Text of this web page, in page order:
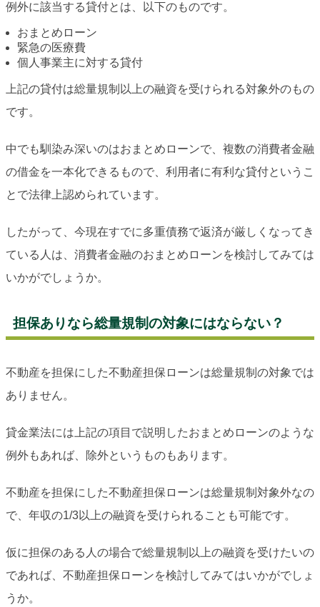
例外に該当する貸付とは、以下のものです。
おまとめローン
緊急の医療費
個人事業主に対する貸付
上記の貸付は総量規制以上の融資を受けられる対象外のもの
です。
中でも馴染み深いのはおまとめローンで、複数の消費者金融
の借金を一本化できるもので、利用者に有利な貸付というこ
とで法律上認められています。
したがって、今現在すでに多重債務で返済が厳しくなってき
ている人は、消費者金融のおまとめローンを検討してみては
いかがでしょうか。
担保ありなら総量規制の対象にはならない？
不動産を担保にした不動産担保ローンは総量規制の対象では
ありません。
貸金業法には上記の項目で説明したおまとめローンのような
例外もあれば、除外というものもあります。
不動産を担保にした不動産担保ローンは総量規制対象外なの
で、年収の1/3以上の融資を受けられることも可能です。
仮に担保のある人の場合で総量規制以上の融資を受けたいの
であれば、不動産担保ローンを検討してみてはいかがでしょ
うか。